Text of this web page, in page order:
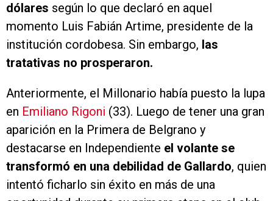
dólares según lo que declaró en aquel
momento Luis Fabián Artime, presidente de la
institución cordobesa. Sin embargo, las
tratativas no prosperaron.
Anteriormente, el Millonario había puesto la lupa
en Emiliano Rigoni (33). Luego de tener una gran
aparición en la Primera de Belgrano y
destacarse en Independiente el volante se
transformó en una debilidad de Gallardo, quien
intentó ficharlo sin éxito en más de una